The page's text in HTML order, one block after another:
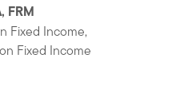
FRM
Fixed Income,
Fixed Income